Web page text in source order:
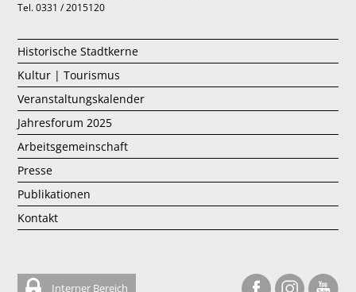
Tel. 0331 / 2015120
Historische Stadtkerne
Kultur | Tourismus
Veranstaltungskalender
Jahresforum 2025
Arbeitsgemeinschaft
Presse
Publikationen
Kontakt
Interner Bereich